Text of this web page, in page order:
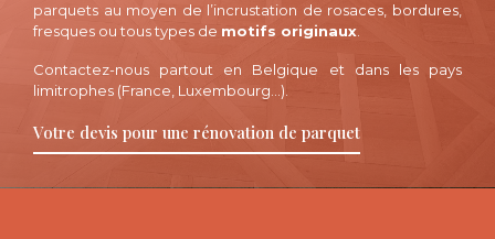
parquets au moyen de l’incrustation de rosaces, bordures,
fresques ou tous types de motifs originaux
Contactez-nous partout en Belgique et dans les pays
limitrophes (France, Luxembourg…).
Votre devis pour une rénovation de parquet